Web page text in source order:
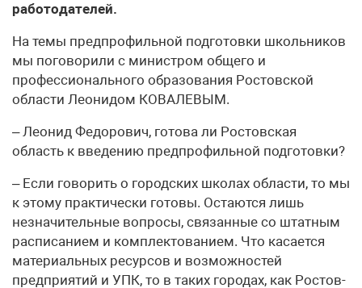
работодателей.
На темы предпрофильной подготовки школьников
мы поговорили с министром общего и
профессионального образования Ростовской
области Леонидом КОВАЛЕВЫМ.
– Леонид Федорович, готова ли Ростовская
область к введению предпрофильной подготовки?
– Если говорить о городских школах области, то мы
к этому практически готовы. Остаются лишь
незначительные вопросы, связанные со штатным
расписанием и комплектованием. Что касается
материальных ресурсов и возможностей
предприятий и УПК, то в таких городах, как Ростов-